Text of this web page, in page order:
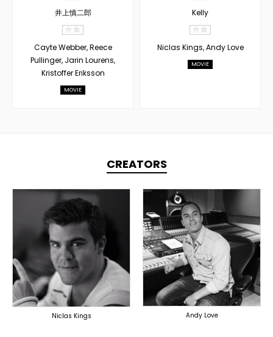
井上慎二郎
作 曲
Cayte Webber, Reece
Pullinger, Jarin Lourens,
Kristoffer Eriksson
MOVIE
Kelly
作 曲
Niclas Kings, Andy Love
MOVIE
CREATORS
PRODUCER
OVERSEAS
Niclas Kings
TOPLINER
PRODUCER
SINGER
OVERSEAS
Andy Love